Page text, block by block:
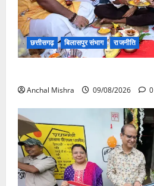
छत्तीसगढ़ बिलासपुर संभाग राजनीति
Anchal Mishra 09/08/2026 0